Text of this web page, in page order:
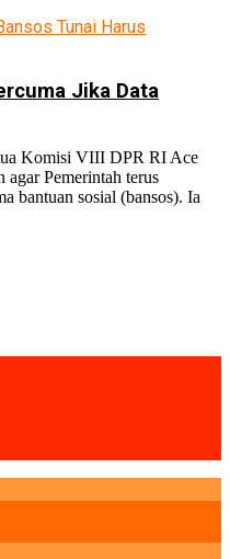
Jika Data
Komisi VIII DPR RI Ace
agar Pemerintah terus
bantuan sosial (bansos). Ia